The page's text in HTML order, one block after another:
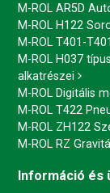
M-ROL AR5D
M-ROL H122
M-ROL T401-
M-ROL H037
alkatrészei
M-ROL Digitális
M-ROL T422
M-ROL ZH122
M-ROL RZ
Információ és